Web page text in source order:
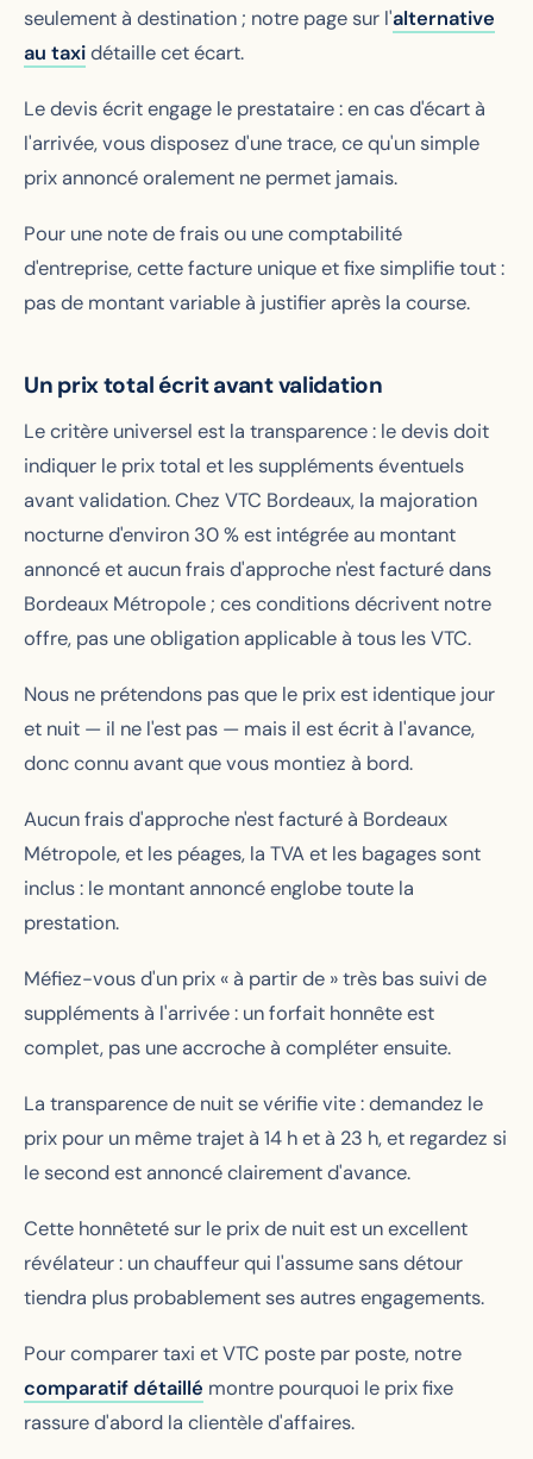
seulement à destination ; notre page sur l'alternative
au taxidétaille cet écart.
Le devis écrit engage le prestataire : en cas d'écart à
l'arrivée, vous disposez d'une trace, ce qu'un simple
prix annoncé oralement ne permet jamais.
Pour une note de frais ou une comptabilité
d'entreprise, cette facture unique et fixe simplifie tout :
pas de montant variable à justifier après la course.
Un prix total écrit avant validation
Le critère universel est la transparence : le devis doit
indiquer le prix total et les suppléments éventuels
avant validation. Chez VTC Bordeaux, la majoration
nocturne d'environ 30 % est intégrée au montant
annoncé et aucun frais d'approche n'est facturé dans
Bordeaux Métropole ; ces conditions décrivent notre
offre, pas une obligation applicable à tous les VTC.
Nous ne prétendons pas que le prix est identique jour
et nuit — il ne l'est pas — mais il est écrit à l'avance,
donc connu avant que vous montiez à bord.
Aucun frais d'approche n'est facturé à Bordeaux
Métropole, et les péages, la TVA et les bagages sont
inclus : le montant annoncé englobe toute la
prestation.
Méfiez-vous d'un prix « à partir de » très bas suivi de
suppléments à l'arrivée : un forfait honnête est
complet, pas une accroche à compléter ensuite.
La transparence de nuit se vérifie vite : demandez le
prix pour un même trajet à 14 h et à 23 h, et regardez si
le second est annoncé clairement d'avance.
Cette honnêteté sur le prix de nuit est un excellent
révélateur : un chauffeur qui l'assume sans détour
tiendra plus probablement ses autres engagements.
Pour comparer taxi et VTC poste par poste, notre
comparatif détaillé montre pourquoi le prix fixe
rassure d'abord la clientèle d'affaires.